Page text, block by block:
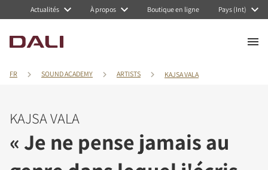
Actualités À propos Boutique en ligne Pays (Int)
FR SOUND ACADEMY ARTISTS KAJSA VALA
KAJSA VALA
« Je ne pense jamais au